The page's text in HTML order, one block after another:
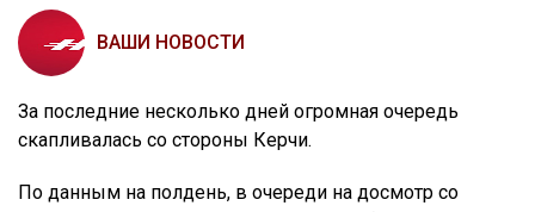
ВАШИ НОВОСТИ
За последние несколько дней огромная очередь
скапливалась со стороны Керчи.
По данным на полдень, в очереди на досмотр со